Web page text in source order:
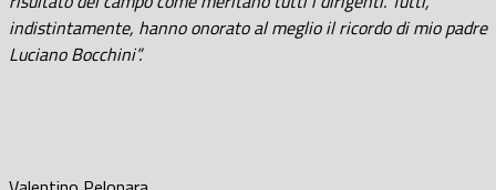
indistintamente, hanno onorato al meglio il ricordo di mio padre
Luciano Bocchini”.